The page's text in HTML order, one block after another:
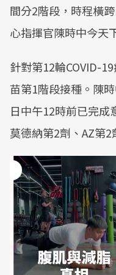
間分2階段，時程橫
心指揮官陳時中今天
針對第12輪COVID-
苗第1階段接種。陳
日中午12時前已完成
莫德納第2劑、AZ第2